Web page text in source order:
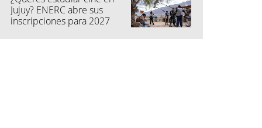
Jujuy? ENERC abre sus
inscripciones para 2027